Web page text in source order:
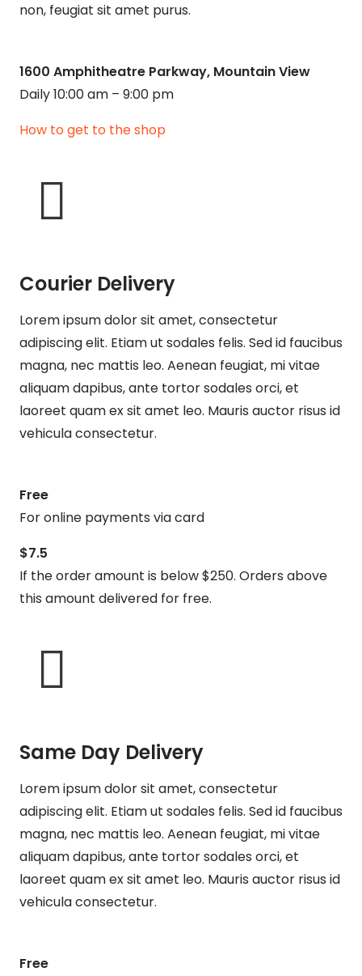
non, feugiat sit amet purus.
1600 Amphitheatre Parkway, Mountain View
Daily 10:00 am – 9:00 pm
How to get to the shop
Courier Delivery
Lorem ipsum dolor sit amet, consectetur
adipiscing elit. Etiam ut sodales felis. Sed id faucibus
magna, nec mattis leo. Aenean feugiat, mi vitae
aliquam dapibus, ante tortor sodales orci, et
laoreet quam ex sit amet leo. Mauris auctor risus id
vehicula consectetur.
Free
For online payments via card
$7.5
If the order amount is below $250. Orders above
this amount delivered for free.
Same Day Delivery
Lorem ipsum dolor sit amet, consectetur
adipiscing elit. Etiam ut sodales felis. Sed id faucibus
magna, nec mattis leo. Aenean feugiat, mi vitae
aliquam dapibus, ante tortor sodales orci, et
laoreet quam ex sit amet leo. Mauris auctor risus id
vehicula consectetur.
Free